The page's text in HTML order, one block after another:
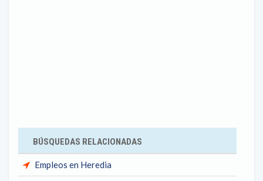
BÚSQUEDAS RELACIONADAS
Empleos en Heredia